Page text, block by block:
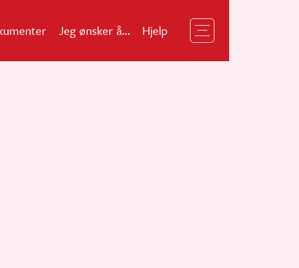
Jeg ønsker å… Hjelp